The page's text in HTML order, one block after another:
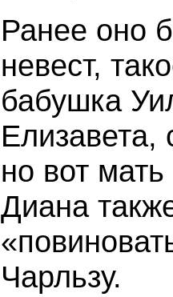
Ранее оно
невест,
бабушка
Елизавета,
но вот
Диана
Чарльзу.